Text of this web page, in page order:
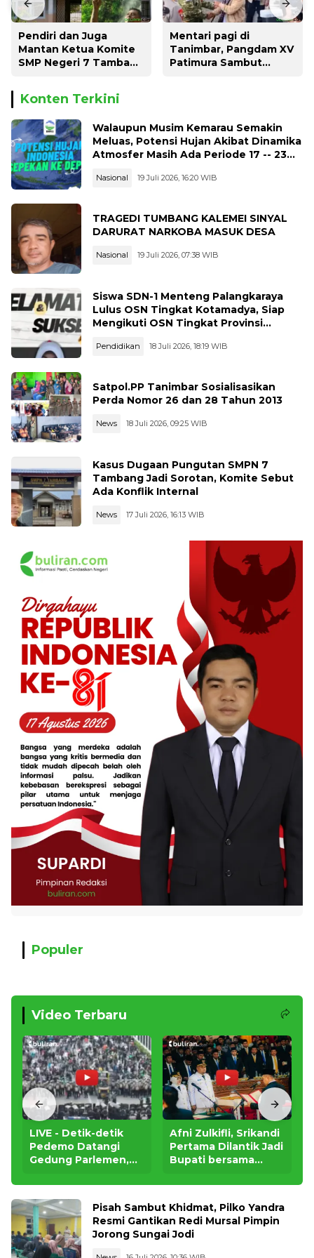
Pendiri dan Juga
Mantan Ketua Komite
SMP Negeri 7 Tambang
Mentari pagi di
Tanimbar, Pangdam XV
Patimura Sambut
Konten Terkini
Walaupun Musim Kemarau Semakin
Meluas, Potensi Hujan Akibat Dinamika
Atmosfer Masih Ada Periode 17 -- 23
Nasional 19 Juli 2026, 16:20 WIB
TRAGEDI TUMBANG KALEMEI SINYAL
DARURAT NARKOBA MASUK DESA
Nasional 19 Juli 2026, 07:38 WIB
Siswa SDN-1 Menteng Palangkaraya
Lulus OSN Tingkat Kotamadya, Siap
Mengikuti OSN Tingkat Provinsi
Pendidikan 18 Juli 2026, 18:19 WIB
Satpol.PP Tanimbar Sosialisasikan
Perda Nomor 26 dan 28 Tahun 2013
News 18 Juli 2026, 09:25 WIB
Kasus Dugaan Pungutan SMPN 7
Tambang Jadi Sorotan, Komite Sebut
Ada Konflik Internal
News 17 Juli 2026, 16:13 WIB
Populer
Video Terbaru
LIVE - Detik-detik
Pedemo Datangi
Gedung Parlemen,
DPR Dibubarkan
Afni Zulkifli, Srikandi
Pertama Dilantik Jadi
Bupati bersama
di Siak Pekanbaru
Pisah Sambut Khidmat, Pilko Yandra
Resmi Gantikan Redi Mursal Pimpin
Jorong Sungai Jodi